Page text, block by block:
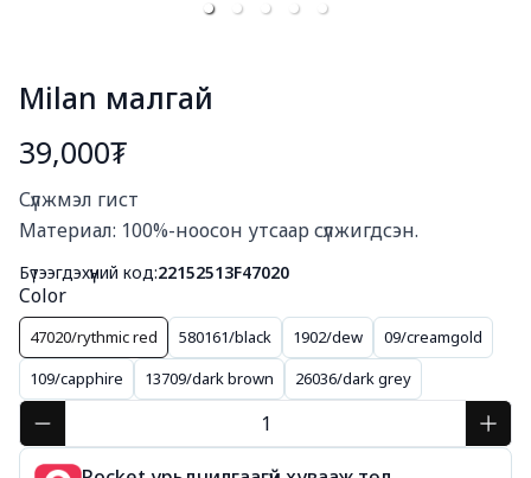
Milan малгай
39,000₮
Сүлжмэл гист
Материал: 100%-ноосон утсаар сүлжигдсэн.
Бүтээгдэхүүний код:22152513F47020
Color
47020/rythmic red 580161/black 1902/dew
09/creamgold
109/capphire
13709/dark brown 26036/dark grey